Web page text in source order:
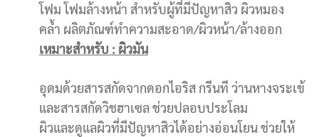
โฟมโฟมล้างหน้า สำหรับผู้ที่มีปัญหาสิว ผิวหมอง
คล้ำ ผลิตภัณฑ์ทำความสะอาด/ผิวหน้า/ล้างออก
เหมาะสำหรับ : ผิวมัน
อุดมด้วยสารสกัดจากดอกไอริส กรีนที ว่านหางจระเข้
และสารสกัดวิชฮาเซล ช่วยปลอบประโลม
ผิวและดูแลผิวที่มีปัญหาสิวได้อย่างอ่อนโยน ช่วยให้